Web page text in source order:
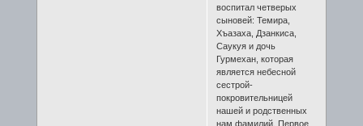
воспитал четверых
сыновей: Темира,
Хъазаха, Дзанкиса,
Саукуя и дочь
Гурмехан, которая
является небесной
сестрой-
покровительницей
нашей и родственных
нам фамилий. Первое